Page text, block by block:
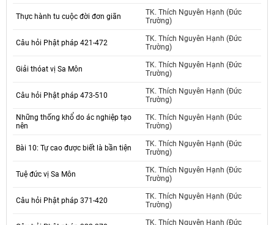
Thực hành tu cuộc đời đơn giãn
TK. Thích Nguyên Hạnh (Đức
Trường)
Câu hỏi Phật pháp 421-472
TK. Thích Nguyên Hạnh (Đức
Trường)
Giải thóat vị Sa Môn
TK. Thích Nguyên Hạnh (Đức
Trường)
Câu hỏi Phật pháp 473-510
TK. Thích Nguyên Hạnh (Đức
Trường)
Những thống khổ do ác nghiệp tạo
nên
TK. Thích Nguyên Hạnh (Đức
Trường)
Bài 10: Tự cao được biết là bần tiện
TK. Thích Nguyên Hạnh (Đức
Trường)
Tuệ đức vị Sa Môn
TK. Thích Nguyên Hạnh (Đức
Trường)
Câu hỏi Phật pháp 371-420
TK. Thích Nguyên Hạnh (Đức
Trường)
TK. Thích Nguyên Hạnh (Đức